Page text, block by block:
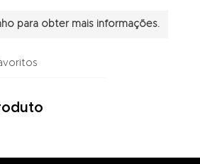
para obter mais informações.